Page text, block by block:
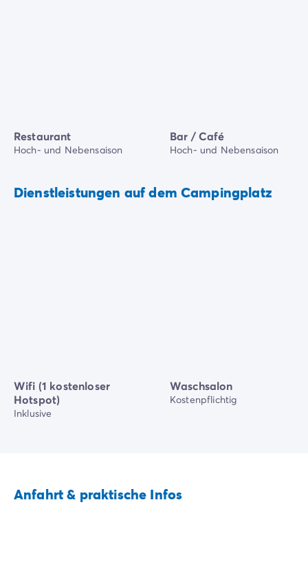
Restaurant
Hoch- und Nebensaison
Bar / Café
Hoch- und Nebensaison
Dienstleistungen auf dem Campingplatz
Wifi (1 kostenloser
Hotspot)
Inklusive
Waschsalon
Kostenpflichtig
Anfahrt & praktische Infos